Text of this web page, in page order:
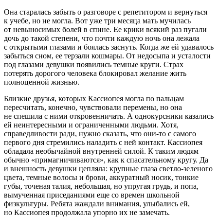
Она старалась забыть о разговоре с репетитором и вернуться
к учебе, но не могла. Вот уже три месяца мать мучилась
от невыносимых болей в спине. Ее крики всякий раз пугали
дочь до такой степени, что почти каждую ночь она лежала
с открытыми глазами и боялась заснуть. Когда же ей удавалось
забыться сном, ее терзали кошмары. От недосыпа и усталости
под глазами девушки появились темные круги. Страх
потерять дорогого человека блокировал желание жить
полноценной жизнью.
Близкие друзья, которых Кассиопея могла по пальцам
пересчитать, конечно, чувствовали перемены, но она
не спешила с ними откровенничать. А однокурсники казались
ей неинтересными и ограниченными людьми. Хотя,
справедливости ради, нужно сказать, что они-то с самого
первого дня стремились наладить с ней контакт. Кассиопея
обладала необычайной внутренней силой. К таким людям
обычно «примагничиваются», как к спасательному кругу. Да
и внешность девушки цепляла: крупные глаза светло-зеленого
цвета, темные волосы и брови, аккуратный носик, тонкие
губы, точеная талия, небольшая, но упругая грудь, и попа,
вымученная приседаниями еще со времен школьной
физкультуры. Ребята жаждали внимания, улыбались ей,
но Кассиопея продолжала упорно их не замечать.